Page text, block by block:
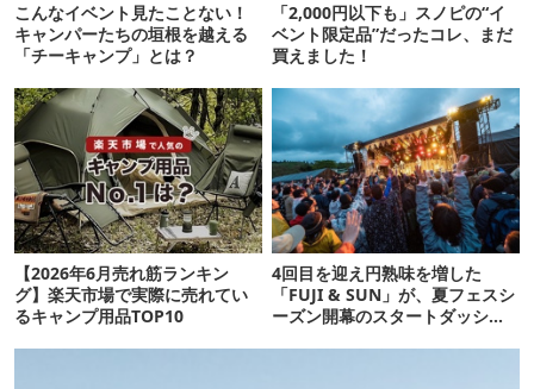
こんなイベント見たことない！
キャンパーたちの垣根を越える
「チーキャンプ」とは？
「2,000円以下も」スノピの“イ
ベント限定品”だったコレ、まだ
買えました！
【2026年6月売れ筋ランキン
グ】楽天市場で実際に売れてい
るキャンプ用品TOP10
4回目を迎え円熟味を増した
「FUJI & SUN」が、夏フェスシ
ーズン開幕のスタートダッシュ